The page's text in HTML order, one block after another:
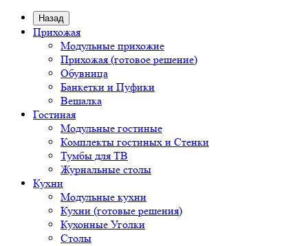
Назад
Прихожая
Модульные прихожие
Прихожая (готовое решение)
Обувница
Банкетки и Пуфики
Вешалка
Гостиная
Модульные гостиные
Комплекты гостиных и Стенки
Тумбы для ТВ
Журнальные столы
Кухни
Модульные кухни
Кухни (готовые решения)
Кухонные Уголки
Столы